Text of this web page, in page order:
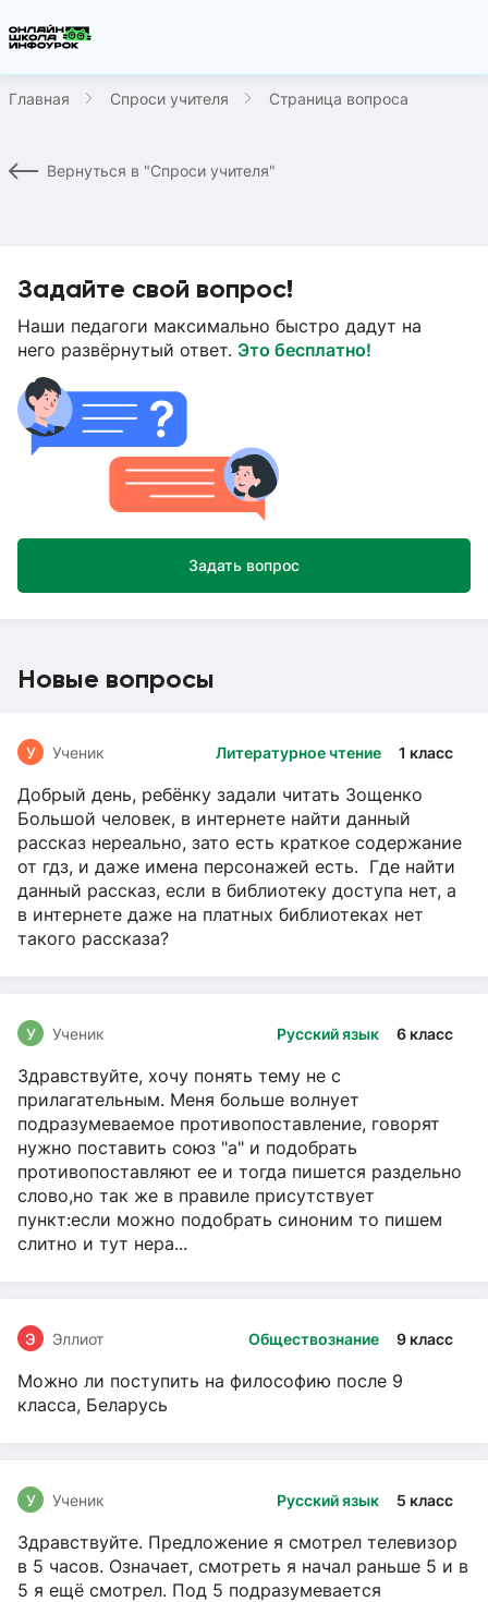
Главная Спроси учителя Страница вопроса
Вернуться в "Спроси учителя"
Задайте свой вопрос!
Наши педагоги максимально быстро дадут на
него развёрнутый ответ. Это бесплатно!
Задать вопрос
Новые вопросы
Литературное чтение 1 класс
У Ученик
Добрый день, ребёнку задали читать Зощенко
Большой человек, в интернете найти данный
рассказ нереально, зато есть краткое содержание
от гдз, и даже имена персонажей есть. Где найти
данный рассказ, если в библиотеку доступа нет, а
в интернете даже на платных библиотеках нет
такого рассказа?
Русский язык 6 класс
У Ученик
Здравствуйте, хочу понять тему не с
прилагательным. Меня больше волнует
подразумеваемое противопоставление, говорят
нужно поставить союз "а" и подобрать
противопоставляют ее и тогда пишется раздельно
слово,но так же в правиле присутствует
пункт:если можно подобрать синоним то пишем
слитно и тут нера...
Обществознание 9 класс
Э Эллиот
Можно ли поступить на философию после 9
класса, Беларусь
Русский язык 5 класс
У Ученик
Здравствуйте. Предложение я смотрел телевизор
в 5 часов. Означает, смотреть я начал раньше 5 и в
5 я ещё смотрел. Под 5 подразумевается